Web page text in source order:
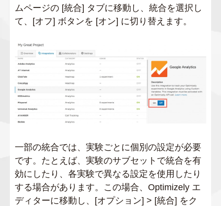
ムページの [統合] タブに移動し、統合を選択し
て、[オフ] ボタンを [オン] に切り替えます。
一部の統合では、実験ごとに個別の設定が必要
です。たとえば、実験のサブセットで統合を有
効にしたり、各実験で異なる設定を使用したり
する場合があります。この場合、Optimizely エ
ディターに移動し、[オプション] > [統合] をク